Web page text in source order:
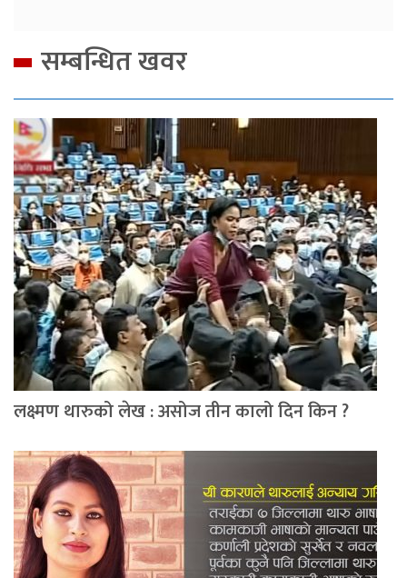
सम्बन्धित खवर
लक्ष्मण थारुको लेख : असोज तीन कालो दिन किन ?